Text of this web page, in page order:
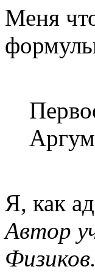
Меня
Я, как
Автор
Физиков.